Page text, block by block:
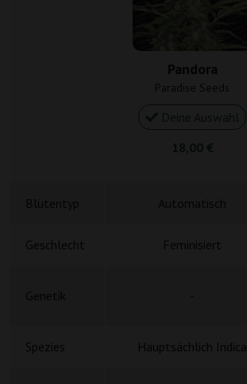
Pandora
Paradise Seeds
Geschlecht Feminisiert
Spezies Hauptsächlich Indica